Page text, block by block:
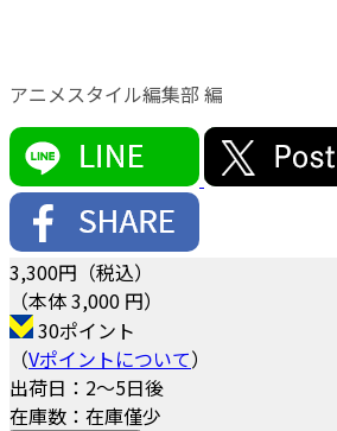
アニメスタイル編集部 編
3,300円（税込）
（本体 3,000 円）
30ポイント
（Vポイントについて）
出荷日：2～5日後
在庫数：在庫僅少